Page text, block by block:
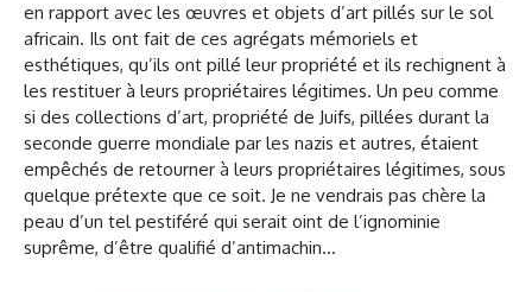
en rapport avec les œuvres et objets d’art pillés sur le sol
africain. Ils ont fait de ces agrégats mémoriels et
esthétiques, qu’ils ont pillé leur propriété et ils rechignent à
les restituer à leurs propriétaires légitimes. Un peu comme
si des collections d’art, propriété de Juifs, pillées durant la
seconde guerre mondiale par les nazis et autres, étaient
empêchés de retourner à leurs propriétaires légitimes, sous
quelque prétexte que ce soit. Je ne vendrais pas chère la
peau d’un tel pestiféré qui serait oint de l’ignominie
suprême, d’être qualifié d’antimachin…